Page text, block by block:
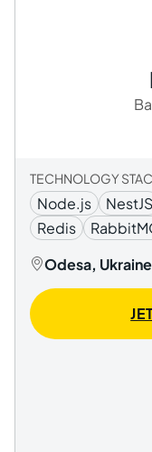
TECHNOLOGY
Node.js NestJS
Redis
Odesa, Ukraine